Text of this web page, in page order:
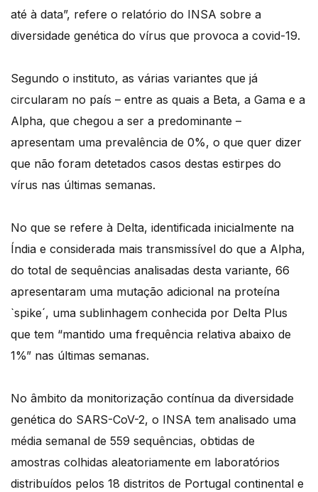
até à data”, refere o relatório do INSA sobre a
diversidade genética do vírus que provoca a covid-19.
Segundo o instituto, as várias variantes que já
circularam no país – entre as quais a Beta, a Gama e a
Alpha, que chegou a ser a predominante –
apresentam uma prevalência de 0%, o que quer dizer
que não foram detetados casos destas estirpes do
vírus nas últimas semanas.
No que se refere à Delta, identificada inicialmente na
Índia e considerada mais transmissível do que a Alpha,
do total de sequências analisadas desta variante, 66
apresentaram uma mutação adicional na proteína
`spike´, uma sublinhagem conhecida por Delta Plus
que tem “mantido uma frequência relativa abaixo de
1%” nas últimas semanas.
No âmbito da monitorização contínua da diversidade
genética do SARS-CoV-2, o INSA tem analisado uma
média semanal de 559 sequências, obtidas de
amostras colhidas aleatoriamente em laboratórios
distribuídos pelos 18 distritos de Portugal continental e